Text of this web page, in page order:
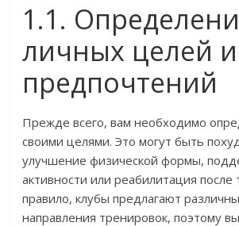
1.1.
личных целей и
предпочтений
Прежде всего, вам необходимо
своими целями. Это могут быть
улучшение физической формы,
активности или реабилитация после
правило, клубы предлагают
направления тренировок, поэтому